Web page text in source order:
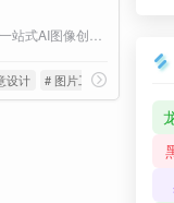
设计 # 图片工具